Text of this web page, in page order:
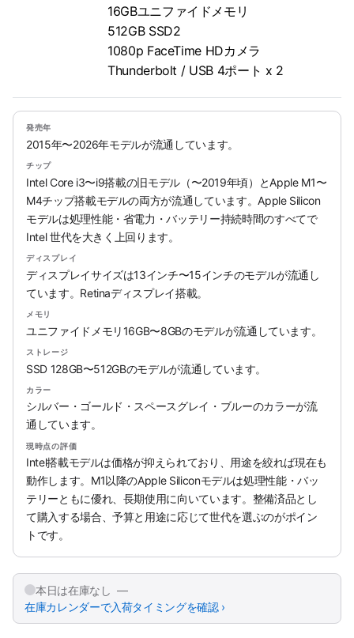
16GBユニファイドメモリ
512GB SSD2
1080p FaceTime HDカメラ
Thunderbolt / USB 4ポート x 2
発売年
2015年〜2026年モデルが流通しています。
チップ
Intel Core i3〜i9搭載の旧モデル（〜2019年頃）とApple M1〜
M4チップ搭載モデルの両方が流通しています。Apple Silicon
モデルは処理性能・省電力・バッテリー持続時間のすべてで
Intel 世代を大きく上回ります。
ディスプレイ
ディスプレイサイズは13インチ〜15インチのモデルが流通し
ています。Retinaディスプレイ搭載。
メモリ
ユニファイドメモリ16GB〜8GBのモデルが流通しています。
ストレージ
SSD 128GB〜512GBのモデルが流通しています。
カラー
シルバー・ゴールド・スペースグレイ・ブルーのカラーが流
通しています。
現時点の評価
Intel搭載モデルは価格が抑えられており、用途を絞れば現在も
動作します。M1以降のApple Siliconモデルは処理性能・バッ
テリーともに優れ、長期使用に向いています。整備済品とし
て購入する場合、予算と用途に応じて世代を選ぶのがポイン
トです。
本日は在庫なし —
在庫カレンダーで入荷タイミングを確認 ›